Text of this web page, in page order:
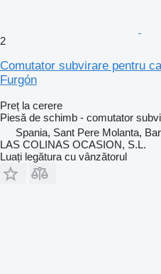
2
Comutator subvirare pentru
Furgón
Preț la cerere
Piesă de schimb - comutator
Spania, Sant Pere Molanta,
LAS COLINAS OCASION, S.L.
Luați legătura cu vânzătorul